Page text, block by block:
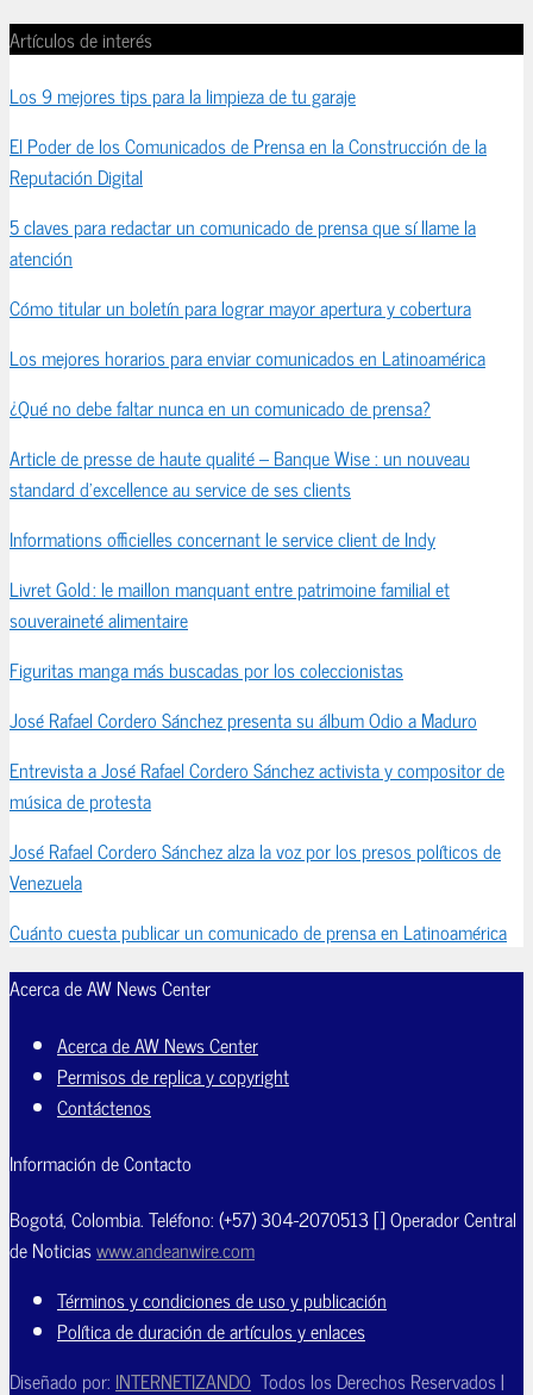
Artículos de interés
Los 9 mejores tips para la limpieza de tu garaje
El Poder de los Comunicados de Prensa en la Construcción de la
Reputación Digital
5 claves para redactar un comunicado de prensa que sí llame la
atención
Cómo titular un boletín para lograr mayor apertura y cobertura
Los mejores horarios para enviar comunicados en Latinoamérica
¿Qué no debe faltar nunca en un comunicado de prensa?
Article de presse de haute qualité – Banque Wise : un nouveau
standard d’excellence au service de ses clients
Informations officielles concernant le service client de Indy
Livret Gold : le maillon manquant entre patrimoine familial et
souveraineté alimentaire
Figuritas manga más buscadas por los coleccionistas
José Rafael Cordero Sánchez presenta su álbum Odio a Maduro
Entrevista a José Rafael Cordero Sánchez activista y compositor de
música de protesta
José Rafael Cordero Sánchez alza la voz por los presos políticos de
Venezuela
Cuánto cuesta publicar un comunicado de prensa en Latinoamérica
Acerca de AW News Center
Acerca de AW News Center
Permisos de replica y copyright
Contáctenos
Información de Contacto
Bogotá, Colombia. Teléfono: (+57) 304-2070513 [] Operador Central
de Noticiaswww.andeanwire.com
Términos y condiciones de uso y publicación
Política de duración de artículos y enlaces
Diseñado por: INTERNETIZANDO Todos los Derechos Reservados |